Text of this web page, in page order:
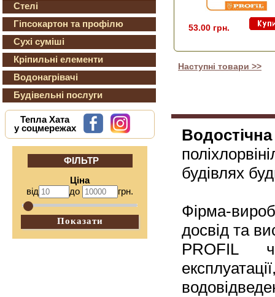
Стелі
Гіпсокартон та профілю
Сухі суміші
Кріпильні елементи
Водонагрівачі
Будівельні послуги
Тепла Хата
у соцмережах
ФІЛЬТР
Ціна
від
до грн.
Показати
53.00 грн.
Наступні товари >>
будівлях
Фірма-
досвід та
PROFIL